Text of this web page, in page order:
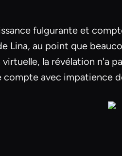
fulgurante et
Lina, au point que
la révélation n'a
avec impatience